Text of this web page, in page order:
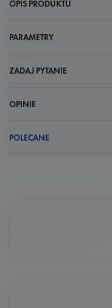
OPIS PRODUKTU
PARAMETRY
ZADAJ PYTANIE
OPINIE
POLECANE